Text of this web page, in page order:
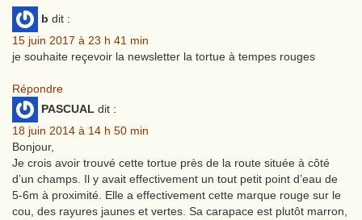
b dit :
15 juin 2017 à 23 h 41 min
je souhaite reçevoir la newsletter la tortue à tempes rouges
Répondre
PASCUAL dit :
18 juin 2014 à 14 h 50 min
Bonjour,
Je crois avoir trouvé cette tortue près de la route située à côté
d’un champs. Il y avait effectivement un tout petit point d’eau de
5-6m à proximité. Elle a effectivement cette marque rouge sur le
cou, des rayures jaunes et vertes. Sa carapace est plutôt marron,